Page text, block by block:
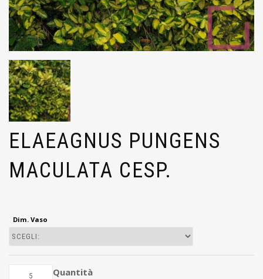
ELAEAGNUS PUNGENS
MACULATA CESP.
Dim. Vaso
Quantità